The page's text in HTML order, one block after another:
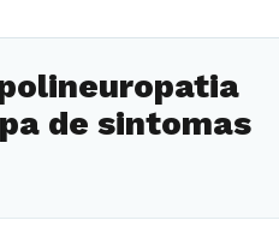
de sintomas